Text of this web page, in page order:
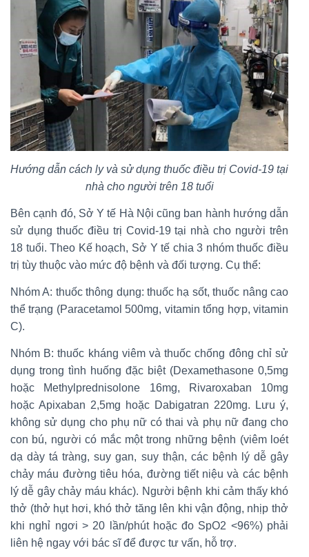
Hướng dẫn cách ly và sử dụng thuốc điều trị Covid-19 tại
nhà cho người trên 18 tuổi
Bên cạnh đó, Sở Y tế Hà Nội cũng ban hành hướng dẫn
sử dụng thuốc điều trị Covid-19 tại nhà cho người trên
18 tuổi. Theo Kế hoạch, Sở Y tế chia 3 nhóm thuốc điều
trị tùy thuộc vào mức độ bệnh và đối tượng. Cụ thể:
Nhóm A: thuốc thông dụng: thuốc hạ sốt, thuốc nâng cao
thể trạng (Paracetamol 500mg, vitamin tổng hợp, vitamin
C).
Nhóm B: thuốc kháng viêm và thuốc chống đông chỉ sử
dụng trong tình huống đặc biệt (Dexamethasone 0,5mg
hoặc Methylprednisolone 16mg, Rivaroxaban 10mg
hoặc Apixaban 2,5mg hoặc Dabigatran 220mg. Lưu ý,
không sử dụng cho phụ nữ có thai và phụ nữ đang cho
con bú, người có mắc một trong những bệnh (viêm loét
dạ dày tá tràng, suy gan, suy thận, các bệnh lý dễ gây
chảy máu đường tiêu hóa, đường tiết niệu và các bệnh
lý dễ gây chảy máu khác). Người bệnh khi cảm thấy khó
thở (thở hụt hơi, khó thở tăng lên khi vận động, nhịp thở
khi nghỉ ngơi > 20 lần/phút hoặc đo SpO2 <96%) phải
liên hệ ngay với bác sĩ để được tư vấn, hỗ trợ.